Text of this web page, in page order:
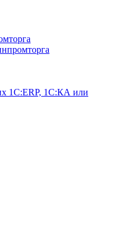
1C:ERP, 1С:КА или